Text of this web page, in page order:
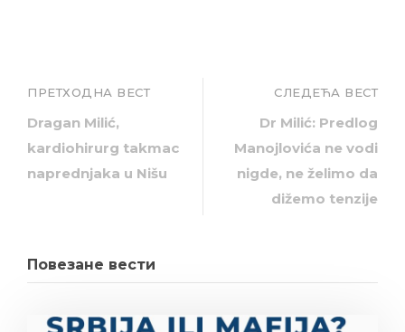
ПРЕТХОДНА ВЕСТ
Dragan Milić,
kardiohirurg takmac
naprednjaka u Nišu
СЛЕДЕЋА ВЕСТ
Dr Milić: Predlog
Manojlovića ne vodi
nigde, ne želimo da
dižemo tenzije
Повезане вести